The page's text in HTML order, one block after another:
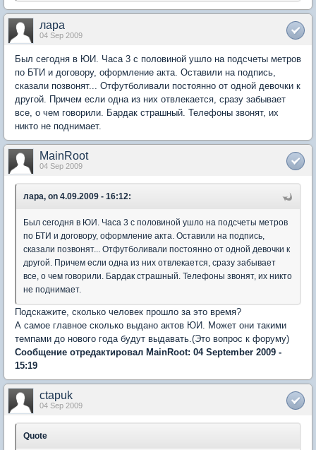
лара
04 Sep 2009
Был сегодня в ЮИ. Часа 3 с половиной ушло на подсчеты метров
по БТИ и договору, оформление акта. Оставили на подпись,
сказали позвонят... Отфутболивали постоянно от одной девочки к
другой. Причем если одна из них отвлекается, сразу забывает
все, о чем говорили. Бардак страшный. Телефоны звонят, их
никто не поднимает.
MainRoot
04 Sep 2009
лара, on 4.09.2009 - 16:12:
Был сегодня в ЮИ. Часа 3 с половиной ушло на подсчеты метров
по БТИ и договору, оформление акта. Оставили на подпись,
сказали позвонят... Отфутболивали постоянно от одной девочки к
другой. Причем если одна из них отвлекается, сразу забывает
все, о чем говорили. Бардак страшный. Телефоны звонят, их никто
не поднимает.
Подскажите, сколько человек прошло за это время?
А самое главное сколько выдано актов ЮИ. Может они такими
темпами до нового года будут выдавать.(Это вопрос к форуму)
Сообщение отредактировал MainRoot: 04 September 2009 -
15:19
ctapuk
04 Sep 2009
Quote